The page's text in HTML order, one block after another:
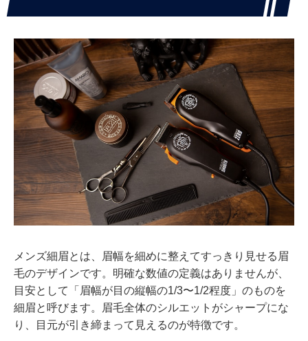
メンズ細眉とは、眉幅を細めに整えてすっきり見せる眉
毛のデザインです。明確な数値の定義はありませんが、
目安として「眉幅が目の縦幅の1/3〜1/2程度」のものを
細眉と呼びます。眉毛全体のシルエットがシャープにな
り、目元が引き締まって見えるのが特徴です。